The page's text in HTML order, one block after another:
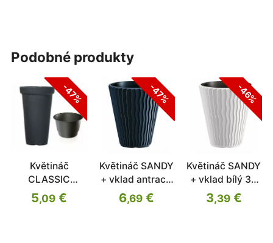
podobné produkty
-47%
Květináč
CLASSIC
TOWER antracit
30cm
5,09 €
-47%
Květináč SANDY
+ vklad antracit
39 cm
6,69€
-46%
Květináč SANDY
+ vklad bílý 39
cm
3,39€